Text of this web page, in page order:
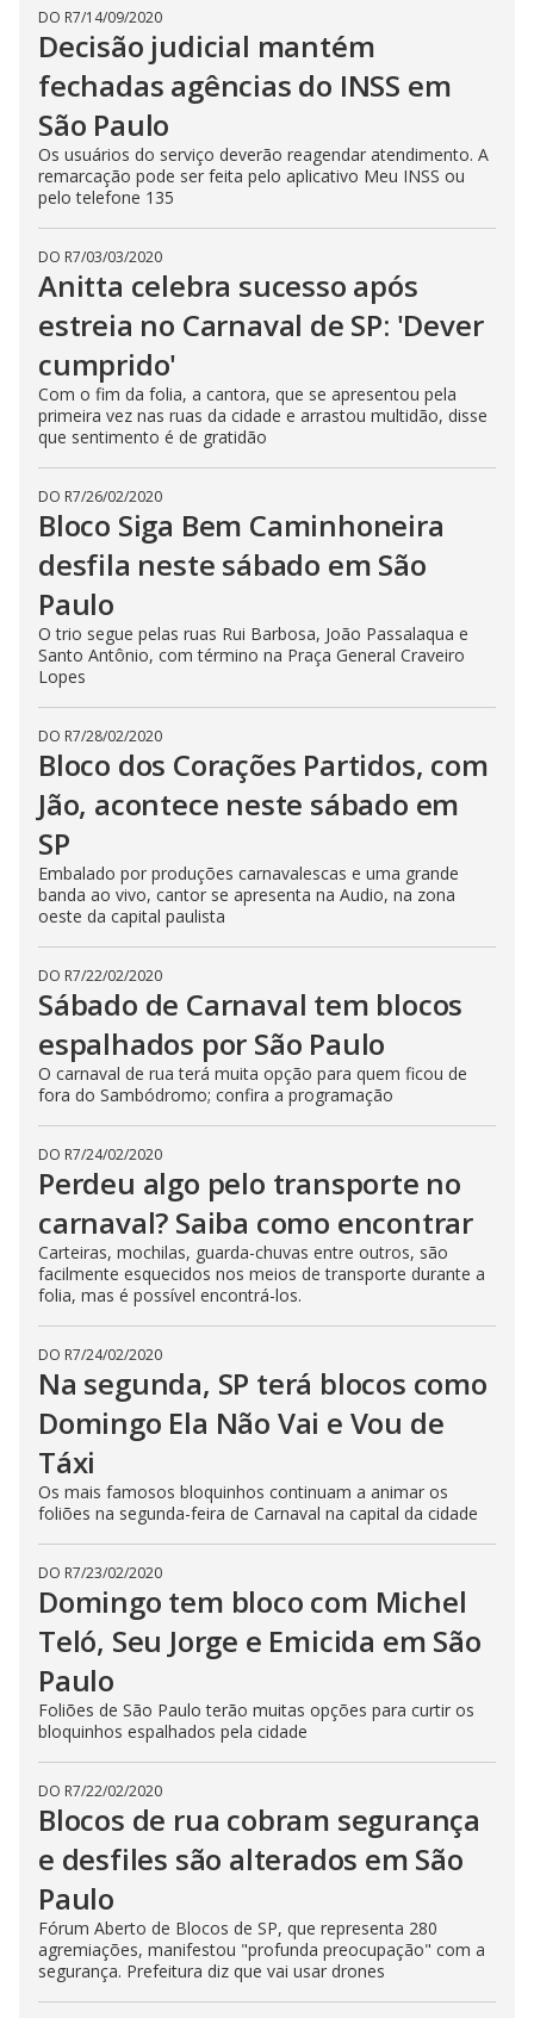
DO R7/14/09/2020
Decisão judicial mantém
fechadas agências do INSS em
São Paulo
Os usuários do serviço deverão reagendar atendimento. A
remarcação pode ser feita pelo aplicativo Meu INSS ou
pelo telefone 135
DO R7/03/03/2020
Anitta celebra sucesso após
estreia no Carnaval de SP: 'Dever
cumprido'
Com o fim da folia, a cantora, que se apresentou pela
primeira vez nas ruas da cidade e arrastou multidão, disse
que sentimento é de gratidão
DO R7/26/02/2020
Bloco Siga Bem Caminhoneira
desfila neste sábado em São
Paulo
O trio segue pelas ruas Rui Barbosa, João Passalaqua e
Santo Antônio, com término na Praça General Craveiro
Lopes
DO R7/28/02/2020
Bloco dos Corações Partidos, com
Jão, acontece neste sábado em
SP
Embalado por produções carnavalescas e uma grande
banda ao vivo, cantor se apresenta na Audio, na zona
oeste da capital paulista
DO R7/22/02/2020
Sábado de Carnaval tem blocos
espalhados por São Paulo
O carnaval de rua terá muita opção para quem ficou de
fora do Sambódromo; confira a programação
DO R7/24/02/2020
Perdeu algo pelo transporte no
carnaval? Saiba como encontrar
Carteiras, mochilas, guarda-chuvas entre outros, são
facilmente esquecidos nos meios de transporte durante a
folia, mas é possível encontrá-los.
DO R7/24/02/2020
Na segunda, SP terá blocos como
Domingo Ela Não Vai e Vou de
Táxi
Os mais famosos bloquinhos continuam a animar os
foliões na segunda-feira de Carnaval na capital da cidade
DO R7/23/02/2020
Domingo tem bloco com Michel
Teló, Seu Jorge e Emicida em São
Paulo
Foliões de São Paulo terão muitas opções para curtir os
bloquinhos espalhados pela cidade
DO R7/22/02/2020
Blocos de rua cobram segurança
e desfiles são alterados em São
Paulo
Fórum Aberto de Blocos de SP, que representa 280
agremiações, manifestou "profunda preocupação" com a
segurança. Prefeitura diz que vai usar drones